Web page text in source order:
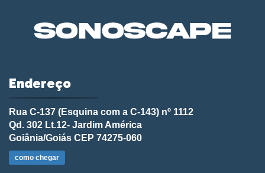
Endereço
Rua C-137 (Esquina com a C-143) nº 1112
Qd. 302 Lt.12- Jardim América
Goiânia/Goiás CEP 74275-060
como chegar